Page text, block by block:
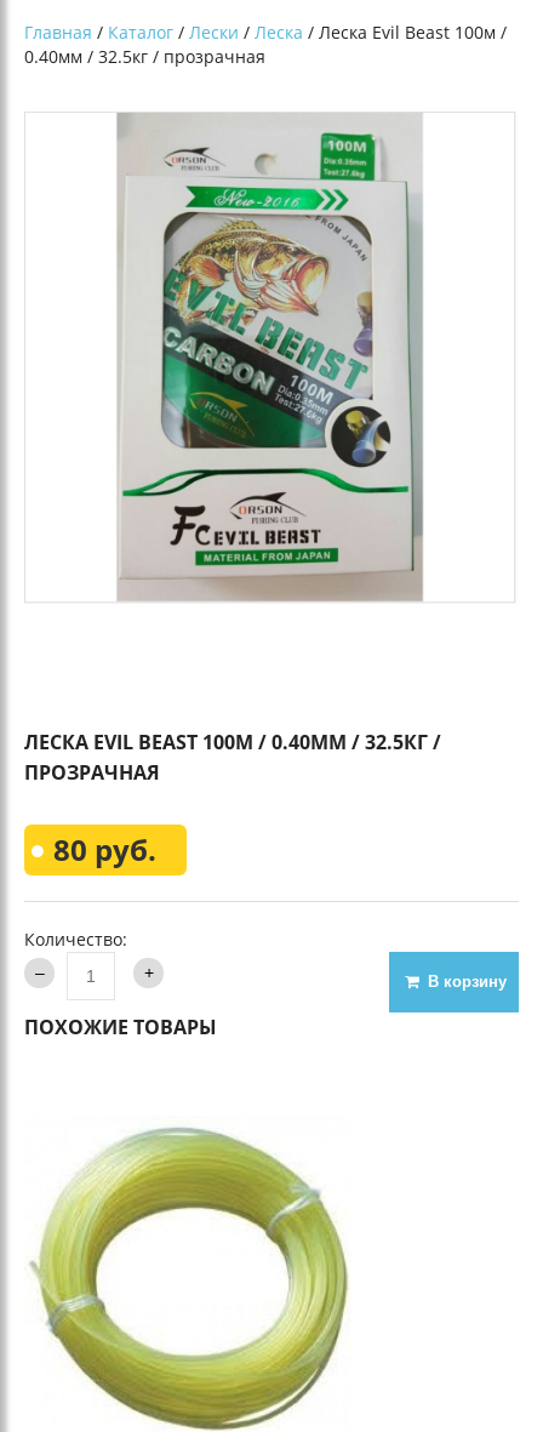
Главная / Каталог / Лески / Леска / Леска Evil Beast 100м /
0.40мм / 32.5кг / прозрачная
ЛЕСКА EVIL BEAST 100М / 0.40ММ / 32.5КГ /
ПРОЗРАЧНАЯ
80 руб.
Количество:
В корзину
ПОХОЖИЕ ТОВАРЫ